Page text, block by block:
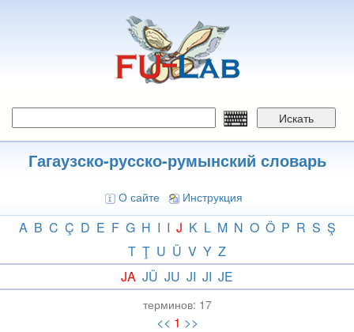
Искать
Гагаузско-русско-румынский словарь
О сайте Инструкция
A B C Ç D E F G H I I J K L M N O Ö P R S Ş
T Ţ U Ü V Y Z
JA JÜ JU JI JI JE
терминов: 17
<< 1 >>